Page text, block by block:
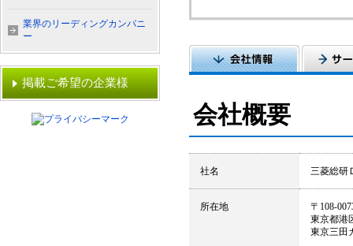
会社概要
社名 三菱総研
所在地
〒108-
東京都港
東京三田
業界のリーディングカンパニ
ー
掲載ご希望の企業様